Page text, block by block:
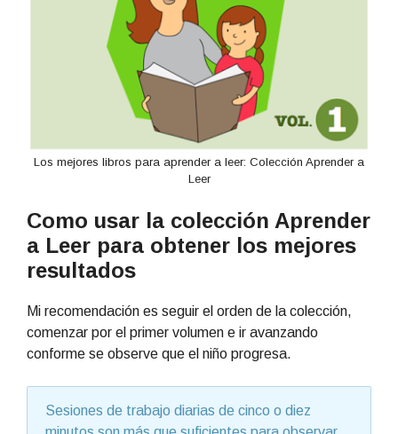
Los mejores libros para aprender a leer: Colección Aprender a
Leer
Como usar la colección Aprender
a Leer para obtener los mejores
resultados
Mi recomendación es seguir el orden de la colección,
comenzar por el primer volumen e ir avanzando
conforme se observe que el niño progresa.
Sesiones de trabajo diarias de cinco o diez